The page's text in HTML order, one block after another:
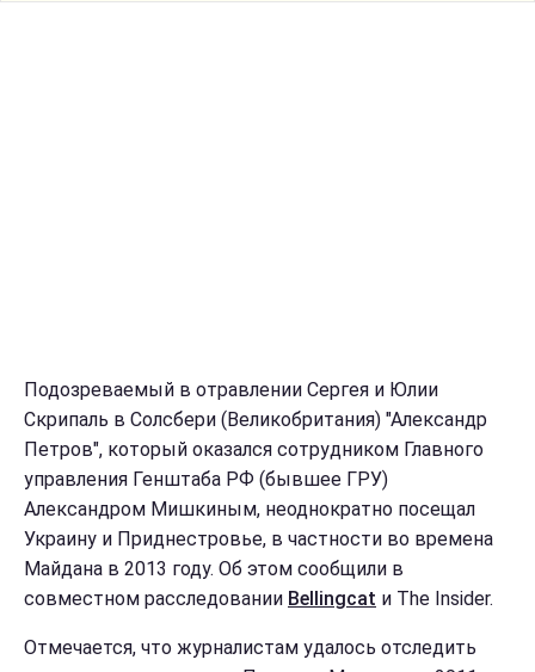
Подозреваемый в отравлении Сергея и Юлии
Скрипаль в Солсбери (Великобритания) "Александр
Петров", который оказался сотрудником Главного
управления Генштаба РФ (бывшее ГРУ)
Александром Мишкиным, неоднократно посещал
Украину и Приднестровье, в частности во времена
Майдана в 2013 году. Об этом сообщили в
совместном расследовании Bellingcat и The Insider.
Отмечается, что журналистам удалось отследить